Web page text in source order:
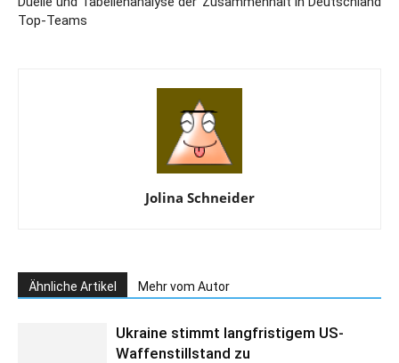
Top-Teams
Jolina Schneider
Ähnliche Artikel Mehr vom Autor
Ukraine stimmt langfristigem US-
Waffenstillstand zu